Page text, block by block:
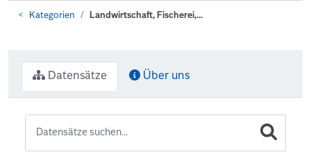
Kategorien Landwirtschaft, Fischerei,...
Datensätze Über uns